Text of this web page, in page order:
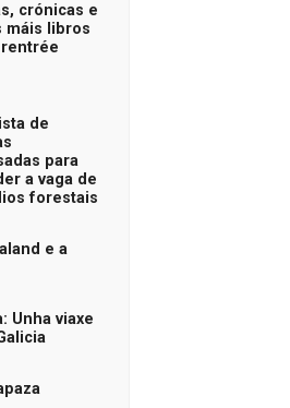
crónicas e
máis libros
de
para
a vaga de
forestais
e a
Unha viaxe